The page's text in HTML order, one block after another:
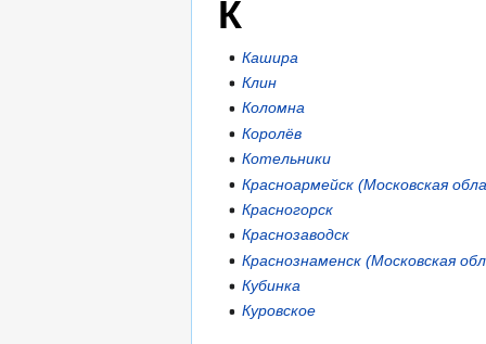
К
Кашира
Клин
Коломна
Королёв
Котельники
Красноармейск (Московская
Красногорск
Краснозаводск
Краснознаменск (Московская
Кубинка
Куровское